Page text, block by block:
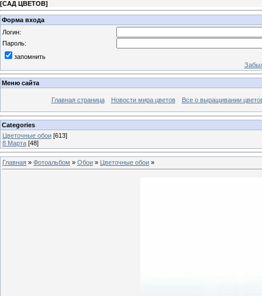
[САД ЦВЕТОВ]
Форма входа
Логин:
Пароль:
запомнить
Меню сайта
Главная страница Новости мира цветов Все о выращивании
Categories
Цветочные обои [613]
8 Марта [48]
Главная » Фотоальбом » Обои » Цветочные обои »